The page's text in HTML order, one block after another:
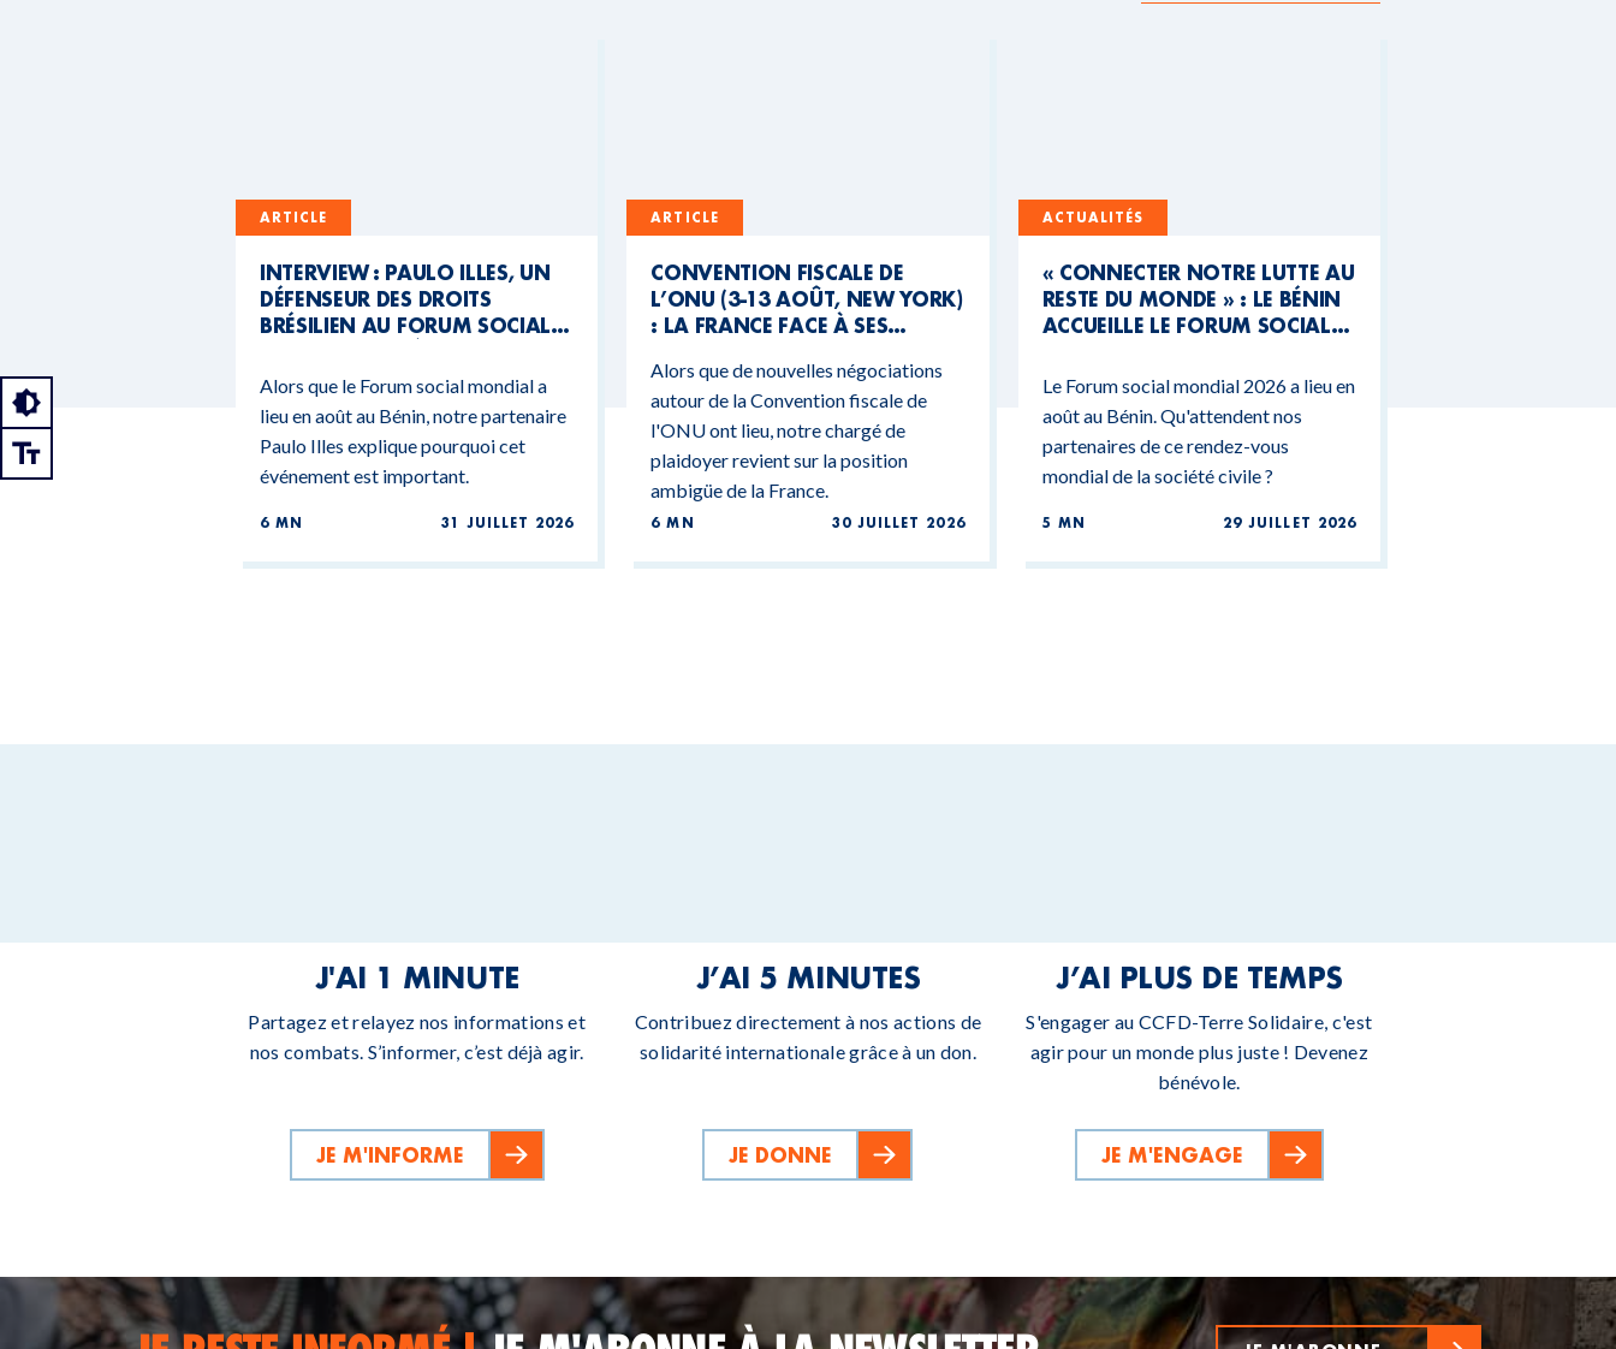
ARTICLE
INTERVIEW : PAULO ILLES, UN
DÉFENSEUR DES DROITS
BRÉSILIEN AU FORUM SOCIAL
Alors que le Forum social mondial a
lieu en août au Bénin, notre partenaire
Paulo Illes explique pourquoi cet
événement est important.
6 MN 31 JUILLET 2026
ARTICLE
CONVENTION FISCALE DE
L’ONU (3-13 AOÛT, NEW YORK)
: LA FRANCE FACE À SES
BUDGÉTAIRES
Alors que de nouvelles négociations
autour de la Convention fiscale de
l'ONU ont lieu, notre chargé de
plaidoyer revient sur la position
ambigüe de la France.
6 MN 30 JUILLET 2026
ACTUALITÉS
« CONNECTER NOTRE LUTTE AU
RESTE DU MONDE » : LE BÉNIN
ACCUEILLE LE FORUM SOCIAL
Le Forum social mondial 2026 a lieu en
août au Bénin. Qu'attendent nos
partenaires de ce rendez-vous
mondial de la société civile ?
5 MN 29 JUILLET 2026
J'AI 1 MINUTE
Partagez et relayez nos informations et
nos combats. S’informer, c’est déjà agir.
JE M'INFORME
J’AI 5 MINUTES
Contribuez directement à nos actions de
solidarité internationale grâce à un don.
JE DONNE
J’AI PLUS DE TEMPS
S'engager au CCFD-Terre Solidaire, c'est
agir pour un monde plus juste ! Devenez
bénévole.
JE M'ENGAGE